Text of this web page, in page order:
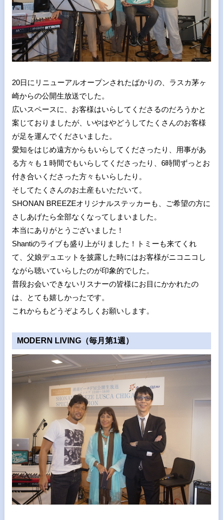
20日にリニューアルオープンされたばかりの、ラスカ茅ヶ
崎からの公開生放送でした。
広いスペースに、お客様はいらしてくださるのだろうかと
案じておりましたが、いやはやどうしてたくさんのお客様
が足を運んでくださいました。
愛知をはじめ遠方からもいらしてくださったり、用事があ
る方々も１時間でもいらしてくださったり、6時間ずっとお
付き合いくださった方々もいらしたり。
そしてたくさんのお土産もいただいて。
SHONAN BREEZEオリジナルステッカーも、ご希望の方に
さしあげたら全部なくなってしまいました。
本当にありがとうございました！
Shantiのライブも盛り上がりました！トミーも来てくれ
て、父娘デュエットを披露した時にはお客様がニコニコし
ながら聴いていらしたのが印象的でした。
普段お会いできないリスナーの皆様にお目にかかれたの
は、とても嬉しかったです。
これからもどうぞよろしくお願いします。
MODERN LIVING（毎月第1週）